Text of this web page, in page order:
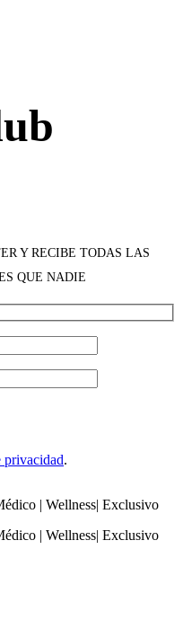
Y RECIBE TODAS LAS
QUE NADIE
privacidad.
| Wellness| Exclusivo
| Wellness| Exclusivo